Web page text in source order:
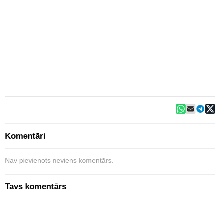
Komentāri
Nav pievienots neviens komentārs.
Tavs komentārs